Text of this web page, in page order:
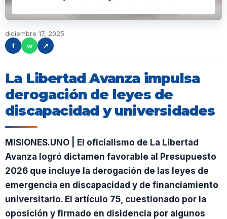
diciembre 17, 2025
f
w ↗
La Libertad Avanza impulsa
derogación de leyes de
discapacidad y universidades
MISIONES.UNO | El oficialismo de La Libertad
Avanza logró dictamen favorable al Presupuesto
2026 que incluye la derogación de las leyes de
emergencia en discapacidad y de financiamiento
universitario. El artículo 75, cuestionado por la
oposición y firmado en disidencia por algunos